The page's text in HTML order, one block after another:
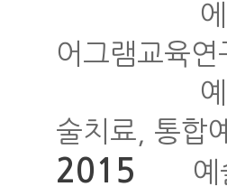
에니어그
어그램교육연
예술치료
술치료, 통합
2015 예술